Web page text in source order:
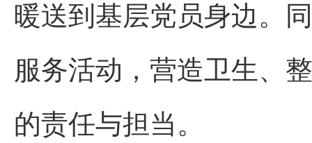
暖送到基层党员身边。
服务活动，营造卫生、
的责任与担当。